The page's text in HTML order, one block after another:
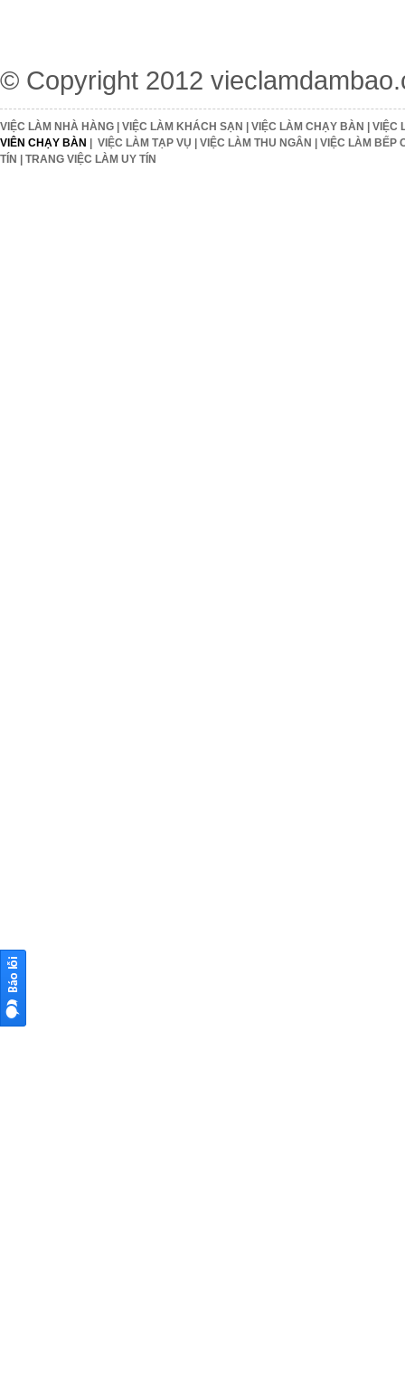
© Copyright 2012
VIỆC LÀM NHÀ HÀNG | VIỆC LÀM KHÁCH SẠN | VIỆC LÀM CHẠY BÀN | VIỆC
VIÊN CHẠY BÀN | VIỆC LÀM TẠP VỤ | VIỆC LÀM THU NGÂN | VIỆC LÀM BẾP
TÍN | TRANG VIỆC LÀM UY TÍN